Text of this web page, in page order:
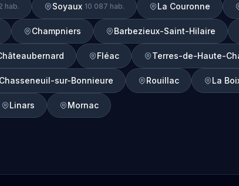
hab. Soyaux 10 087 hab. La Couronne
Champniers Barbezieux-Saint-Hilaire
Fléac Terres-de-Haute-
Chasseneuil-sur-Bonnieure Rouillac La
Linars Mornac